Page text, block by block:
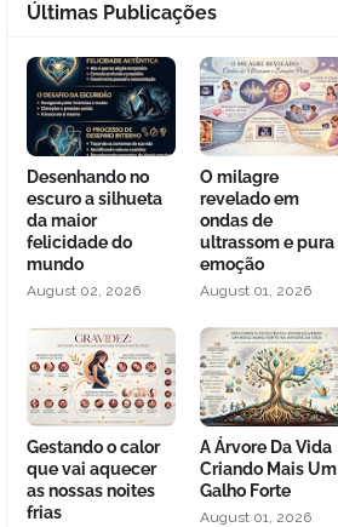
Últimas Publicações
Desenhando no
escuro a silhueta
da maior
felicidade do
mundo
August 02, 2026
O milagre
revelado em
ondas de
ultrassom e pura
emoção
August 01, 2026
Gestando o calor
que vai aquecer
as nossas noites
frias
A Árvore Da Vida
Criando Mais Um
Galho Forte
August 01, 2026